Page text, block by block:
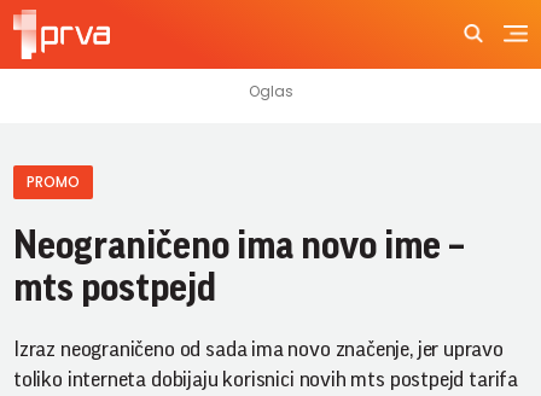
PROMO
Neograničeno ima novo ime –
mts postpejd
Izraz neograničeno od sada ima novo značenje, jer upravo
toliko interneta dobijaju korisnici novih mts postpejd tarifa